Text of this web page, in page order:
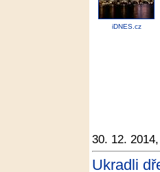
iDNES.cz
30. 12.
Ukradli